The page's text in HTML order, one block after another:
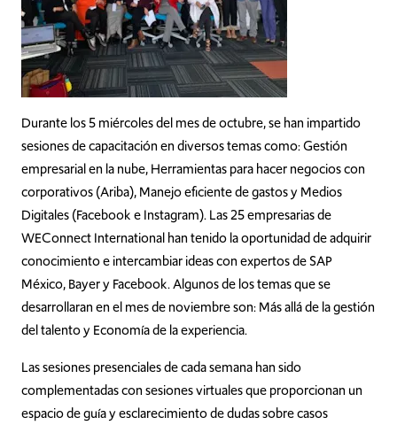
Durante los 5 miércoles del mes de octubre, se han impartido
sesiones de capacitación en diversos temas como: Gestión
empresarial en la nube, Herramientas para hacer negocios con
corporativos (Ariba), Manejo eficiente de gastos y Medios
Digitales (Facebook e Instagram). Las 25 empresarias de
WEConnect International han tenido la oportunidad de adquirir
conocimiento e intercambiar ideas con expertos de SAP
México, Bayer y Facebook. Algunos de los temas que se
desarrollaran en el mes de noviembre son: Más allá de la gestión
del talento y Economía de la experiencia.
Las sesiones presenciales de cada semana han sido
complementadas con sesiones virtuales que proporcionan un
espacio de guía y esclarecimiento de dudas sobre casos